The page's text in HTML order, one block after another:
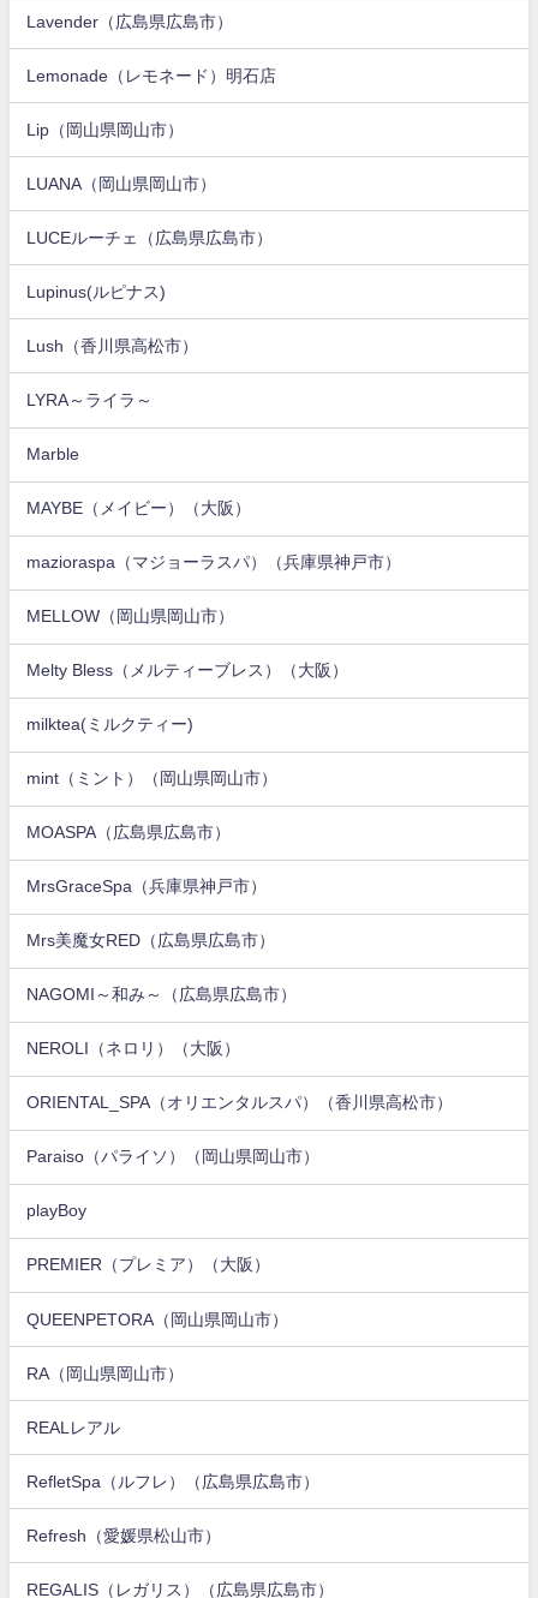
Lavender（広島県広島市）
Lemonade（レモネード）明石店
Lip（岡山県岡山市）
LUANA（岡山県岡山市）
LUCEルーチェ（広島県広島市）
Lupinus(ルピナス)
Lush（香川県高松市）
LYRA～ライラ～
Marble
MAYBE（メイビー）（大阪）
mazioraspa（マジョーラスパ）（兵庫県神戸市）
MELLOW（岡山県岡山市）
Melty Bless（メルティーブレス）（大阪）
milktea(ミルクティー)
mint（ミント）（岡山県岡山市）
MOASPA（広島県広島市）
MrsGraceSpa（兵庫県神戸市）
Mrs美魔女RED（広島県広島市）
NAGOMI～和み～（広島県広島市）
NEROLI（ネロリ）（大阪）
ORIENTAL_SPA（オリエンタルスパ）（香川県高松市）
Paraiso（パライソ）（岡山県岡山市）
playBoy
PREMIER（プレミア）（大阪）
QUEENPETORA（岡山県岡山市）
RA（岡山県岡山市）
REALレアル
RefletSpa（ルフレ）（広島県広島市）
Refresh（愛媛県松山市）
REGALIS（レガリス）（広島県広島市）